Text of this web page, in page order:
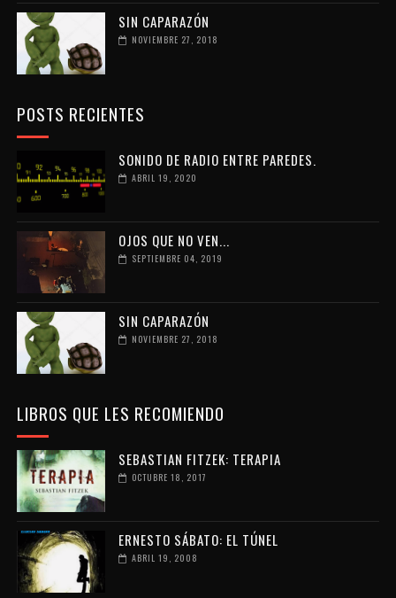
SIN CAPARAZÓN
NOVIEMBRE 27, 2018
POSTS RECIENTES
SONIDO DE RADIO ENTRE PAREDES.
ABRIL 19, 2020
OJOS QUE NO VEN...
SEPTIEMBRE 04, 2019
SIN CAPARAZÓN
NOVIEMBRE 27, 2018
LIBROS QUE LES RECOMIENDO
SEBASTIAN FITZEK: TERAPIA
OCTUBRE 18, 2017
ERNESTO SÁBATO: EL TÚNEL
ABRIL 19, 2008